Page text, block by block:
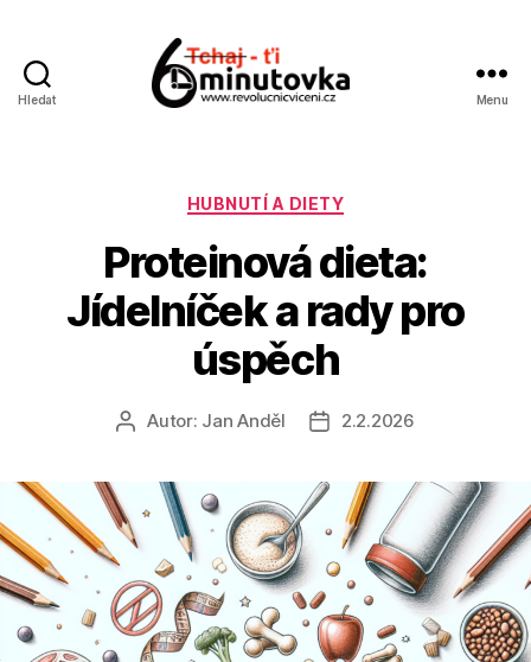
Hledat Menu
Rubriky
HUBNUTÍ A DIETY
Proteinová dieta:
Jídelníček a rady pro
úspěch
AutorAutor: Jan Anděl
Datum
2.2.2026